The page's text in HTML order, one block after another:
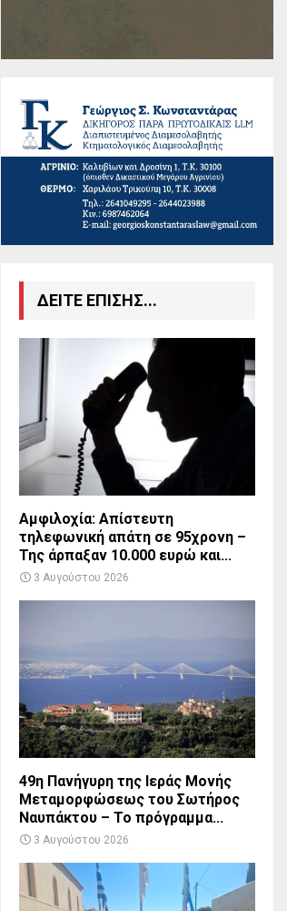
ΔΕΙΤΕ ΕΠΙΣΗΣ...
Αμφιλοχία: Απίστευτη
τηλεφωνική απάτη σε 95χρονη –
Της άρπαξαν 10.000 ευρώ και...
3 Αυγούστου 2026
49η Πανήγυρη της Ιεράς Μονής
Μεταμορφώσεως του Σωτήρος
Ναυπάκτου – Το πρόγραμμα...
3 Αυγούστου 2026